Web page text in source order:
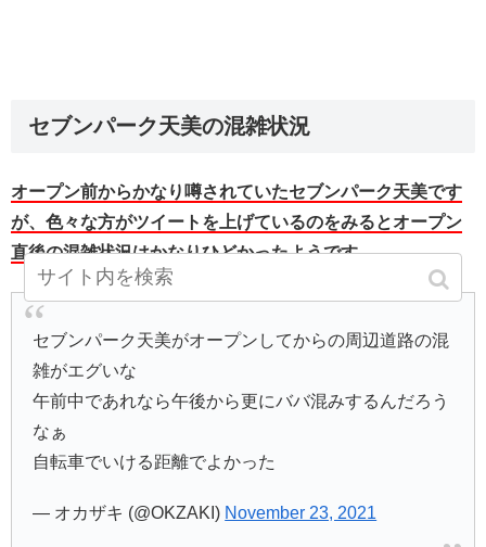
セブンパーク天美の混雑状況
オープン前からかなり噂されていたセブンパーク天美です
が、色々な方がツイートを上げているのをみるとオープン
直後の混雑状況はかなりひどかったようです。
セブンパーク天美がオープンしてからの周辺道路の混
雑がエグいな
午前中であれなら午後から更にババ混みするんだろう
なぁ
自転車でいける距離でよかった
— オカザキ (@OKZAKI) November 23, 2021